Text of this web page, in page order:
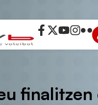
finalitzen